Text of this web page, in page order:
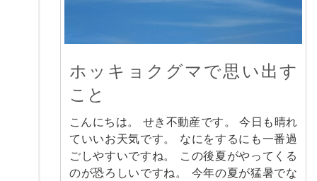
ホッキョクグマで思い出す
こと
こんにちは。 せき不動産です。 今日も晴れ
ていいお天気です。 なにをするにも一番過
ごしやすいですね。 この後夏がやってくる
のが恐ろしいですね。 今年の夏が猛暑でな